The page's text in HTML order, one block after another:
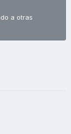
a otras